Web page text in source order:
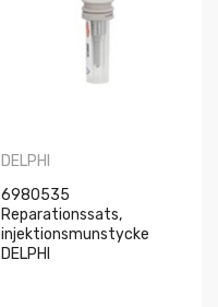
DELPHI
6980535
Reparationssats,
injektionsmunstycke
DELPHI